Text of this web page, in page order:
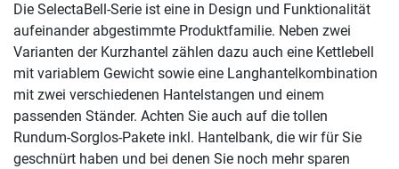
Die SelectaBell-Serie ist eine in Design und Funktionalität
aufeinander abgestimmte Produktfamilie. Neben zwei
Varianten der Kurzhantel zählen dazu auch eine Kettlebell
mit variablem Gewicht sowie eine Langhantelkombination
mit zwei verschiedenen Hantelstangen und einem
passenden Ständer. Achten Sie auch auf die tollen
Rundum-Sorglos-Pakete inkl. Hantelbank, die wir für Sie
geschnürt haben und bei denen Sie noch mehr sparen